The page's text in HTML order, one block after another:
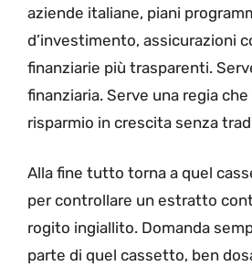
aziende italiane, piani
d’investimento, assicurazioni
finanziarie più trasparenti.
finanziaria. Serve una regia
risparmio in crescita senza
Alla fine tutto torna a quel
per controllare un estratto
rogito ingiallito. Domanda
parte di quel cassetto, ben